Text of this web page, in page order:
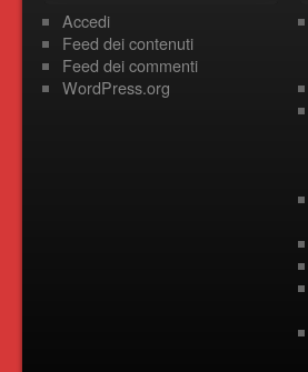
Accedi
Feed dei contenuti
Feed dei commenti
WordPress.org